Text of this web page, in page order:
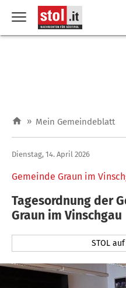
» Mein Gemeindeblatt
Gemeinde Graun im
Dienstag, 14. April 2026
Tagesordnung der
Graun im Vinschgau
STOL